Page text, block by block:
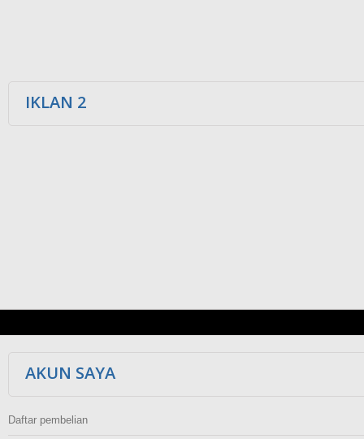
IKLAN 2
AKUN SAYA
Daftar pembelian